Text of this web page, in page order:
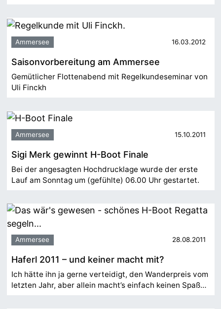
Ammersee 16.03.2012
Saisonvorbereitung am Ammersee
Gemütlicher Flottenabend mit Regelkundeseminar von
Uli Finckh
Ammersee 15.10.2011
Sigi Merk gewinnt H-Boot Finale
Bei der angesagten Hochdrucklage wurde der erste
Lauf am Sonntag um (gefühlte) 06.00 Uhr gestartet.
Ammersee 28.08.2011
Haferl 2011 – und keiner macht mit?
Ich hätte ihn ja gerne verteidigt, den Wanderpreis vom
letzten Jahr, aber allein macht’s einfach keinen Spaß…